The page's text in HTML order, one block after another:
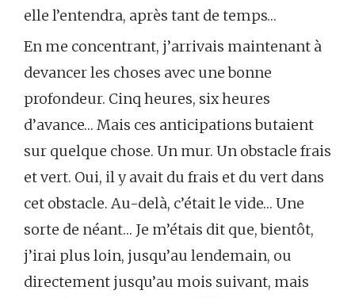
elle l’entendra, après tant de temps…
En me concentrant, j’arrivais maintenant à
devancer les choses avec une bonne
profondeur. Cinq heures, six heures
d’avance… Mais ces anticipations butaient
sur quelque chose. Un mur. Un obstacle frais
et vert. Oui, il y avait du frais et du vert dans
cet obstacle. Au-delà, c’était le vide… Une
sorte de néant… Je m’étais dit que, bientôt,
j’irai plus loin, jusqu’au lendemain, ou
directement jusqu’au mois suivant, mais